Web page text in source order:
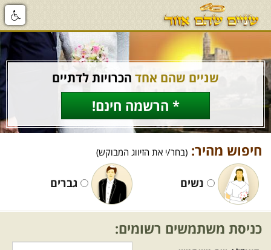
שניים שהם אחד הכרויות לדתיים
* הרשמה חינם!
חיפוש מהיר: (בחר/י את הזיווג המבוקש)
נשים גברים
כניסת משתמשים רשומים: